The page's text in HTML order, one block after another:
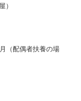
）
（配偶者扶養の場